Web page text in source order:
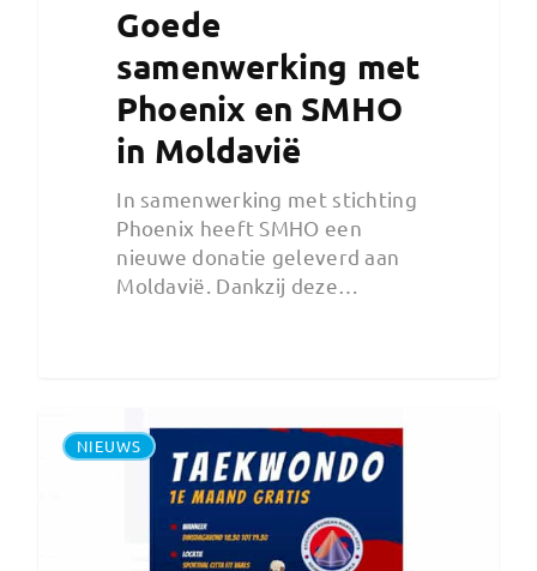
Goede
samenwerking met
Phoenix en SMHO
in Moldavië
In samenwerking met stichting
Phoenix heeft SMHO een
nieuwe donatie geleverd aan
Moldavië. Dankzij deze…
NIEUWS